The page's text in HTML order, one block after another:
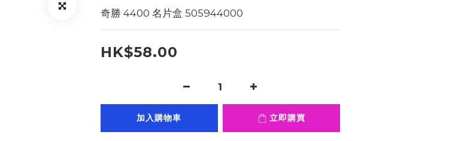
奇勝 4400 名片盒 505944000
HK$58.00
加入購物車 立即購買